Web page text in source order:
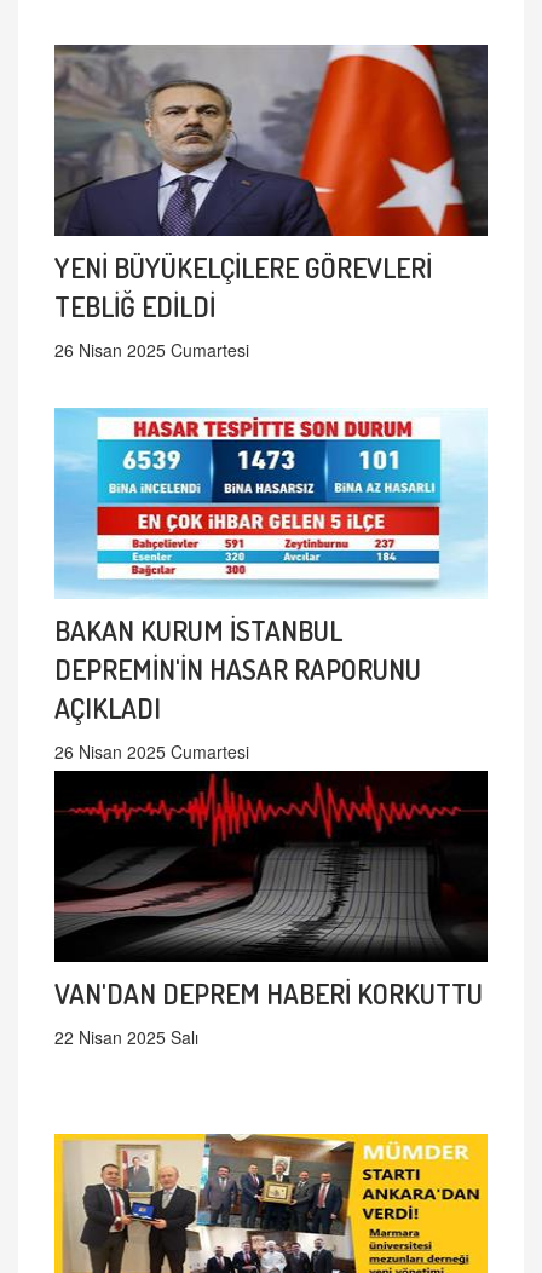
YENİ BÜYÜKELÇİLERE GÖREVLERİ
TEBLİĞ EDİLDİ
26 Nisan 2025 Cumartesi
BAKAN KURUM İSTANBUL
DEPREMİN'İN HASAR RAPORUNU
AÇIKLADI
26 Nisan 2025 Cumartesi
VAN'DAN DEPREM HABERİ KORKUTTU
22 Nisan 2025 Salı